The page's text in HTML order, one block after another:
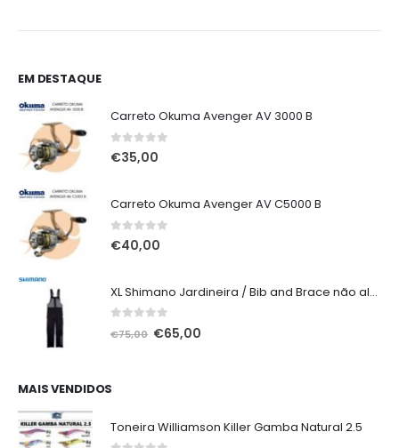
EM DESTAQUE
Carreto Okuma Avenger AV 3000 B
0out of 5
€35,00
Carreto Okuma Avenger AV C5000 B
0out of 5
€40,00
XL Shimano Jardineira / Bib and Brace não alcochoada preta
out of 5
€75,00 O
€65,00
MAIS VENDIDOS
Toneira Williamson Killer Gamba Natural 2.5